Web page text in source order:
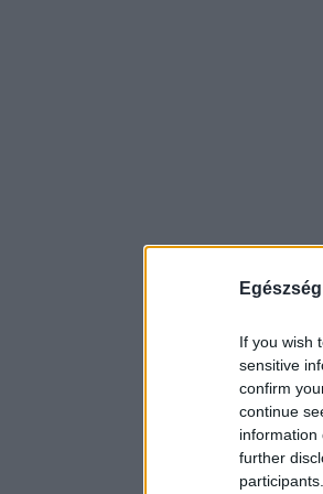
If you wish
sensitive
confirm
continue
information
further